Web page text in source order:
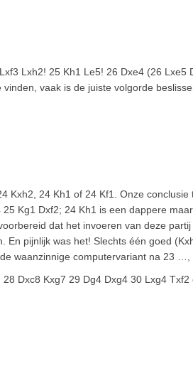
Lxh2! 25 Kh1 Le5! 26 Dxe4 (26 Lxe5
vaak is de juiste volgorde
Kxh2, 24 Kh1 of 24 Kf1. Onze conclusie
Kg1 Dxf2; 24 Kh1 is een dappere
dat het invoeren van deze
En pijnlijk was het! Slechts één goed
waanzinnige computervariant na 23 …,
Dxc8 Kxg7 29 Dg4 Dxg4 30 Lxg4 Txf2